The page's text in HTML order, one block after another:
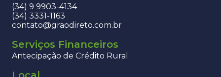
(34) 9 9903-4134
(34) 3331-1163
contato@graodireto.com.br
Serviços Financeiros
Antecipação de Crédito Rural